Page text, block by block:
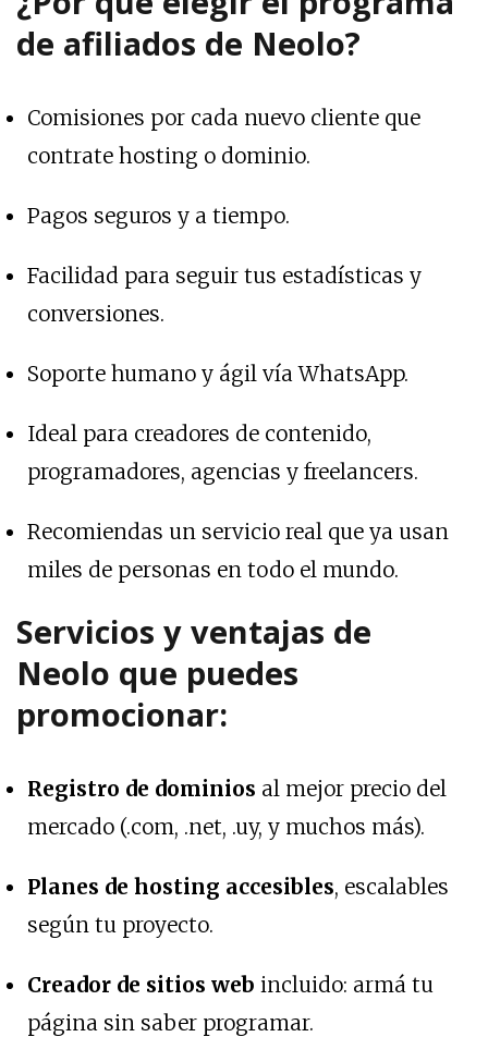
de afiliados de Neolo?
Comisiones por cada nuevo cliente que
contrate hosting o dominio.
Pagos seguros y a tiempo.
Facilidad para seguir tus estadísticas y
conversiones.
Soporte humano y ágil vía WhatsApp.
Ideal para creadores de contenido,
programadores, agencias y freelancers.
Recomiendas un servicio real que ya usan
miles de personas en todo el mundo.
Servicios y ventajas de
Neolo que puedes
promocionar:
Registro de dominios al mejor precio del
mercado (.com, .net, .uy, y muchos más).
Planes de hosting accesibles, escalables
según tu proyecto.
Creador de sitios web incluido: armá tu
página sin saber programar.